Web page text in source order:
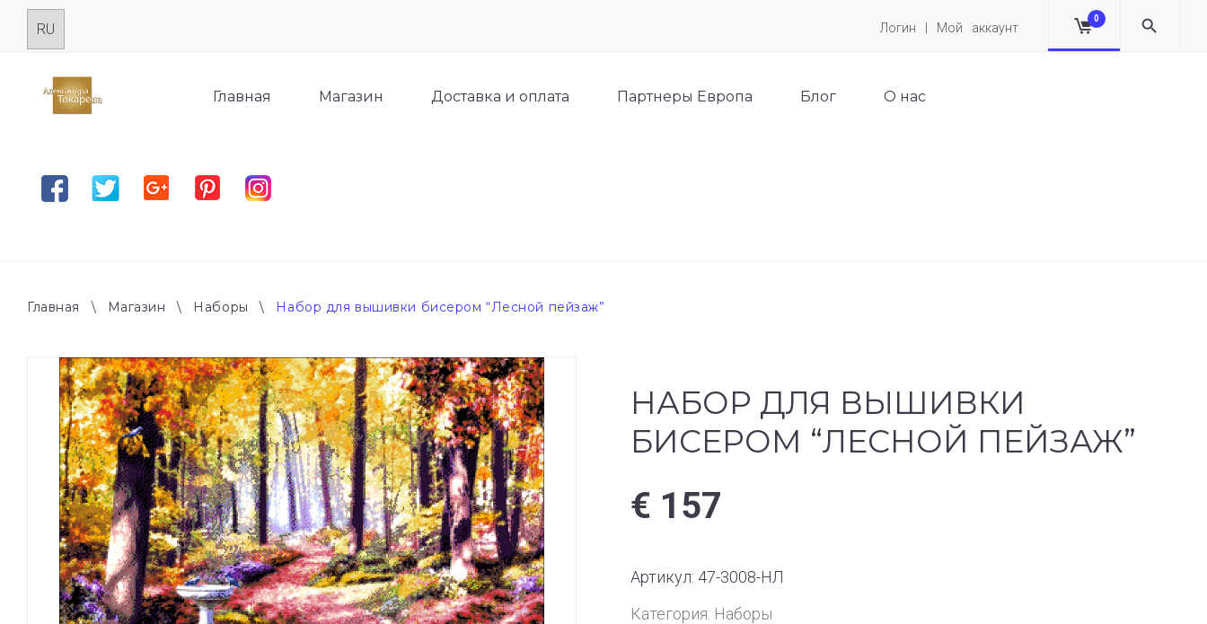
Skip
Логин | Мой аккаунт
0
FacebookTwitterGoogle plus PinterestInstagram
Главная Магазин Доставка и оплата Партнеры Европа Блог О нас
Главная \ Магазин \ Наборы \ Набор для вышивки бисером “Лесной пейзаж”
НАБОР ДЛЯ ВЫШИВКИ
БИСЕРОМ “ЛЕСНОЙ ПЕЙЗАЖ”
€ 157
Артикул: 47-3008-НЛ
Категория: Наборы